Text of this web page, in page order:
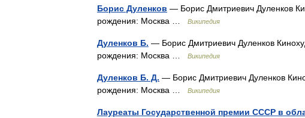
Борис Дуленков — Борис Дмитриевич Дуленков
рождения: Москва …
Википедия
Дуленков Б. — Борис Дмитриевич Дуленков
рождения: Москва …
Википедия
Дуленков Б. Д. — Борис Дмитриевич Дуленков
рождения: Москва …
Википедия
Лауреаты Государственной премии СССР в